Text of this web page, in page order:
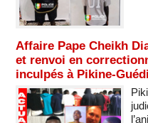
Affaire Pape Cheikh
et renvoi en
inculpés à Pikine-